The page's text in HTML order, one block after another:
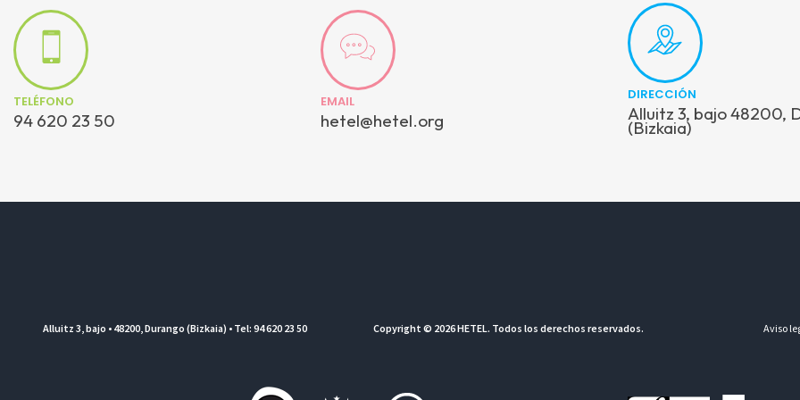
TELÉFONO
94 620 23 50
EMAIL
hetel@hetel.org
DIRECCIÓN
Alluitz 3, bajo 48200,
(Bizkaia)
Alluitz 3, bajo • 48200, Durango (Bizkaia) • Tel: 94 620 23 50 Copyright © 2026 HETEL. Todos los derechos reservados. Aviso